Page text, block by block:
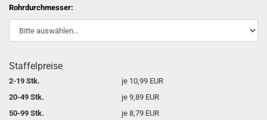
Rohrdurchmesser:
Staffelpreise
2-19 Stk.
je 10,99 EUR
20-49 Stk.
je 9,89 EUR
50-99 Stk.
je 8,79 EUR